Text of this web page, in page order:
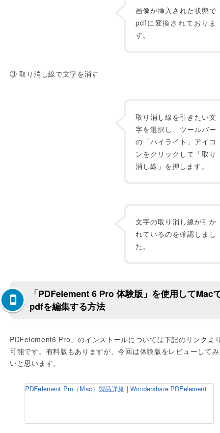
画像が挿入された状態で
pdfに変換されておりま
す。
③ 取り消し線で文字を消す
取り消し線を引きたい文
字を選択し、ツールバー
の「ハイライト」アイコ
ンをクリックして「取り
消し線」を押します。
文字の取り消し線が引か
れているのを確認しまし
た。
「PDFelement 6 Pro 体験版」を使用してMac
pdfを編集する方法
PDFelement6 Pro」のインストールについては下記のリンクよ
可能です。有料版もありますが、今回は体験版をレビューして
いと思います。
PDFelement Pro（Mac）製品詳細 | Wondershare PDFelement